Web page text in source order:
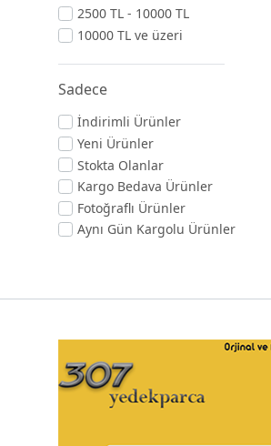
2500 TL - 10000 TL
10000 TL ve üzeri
Sadece
İndirimli Ürünler
Yeni Ürünler
Stokta Olanlar
Kargo Bedava Ürünler
Fotoğraflı Ürünler
Aynı Gün Kargolu Ürünler